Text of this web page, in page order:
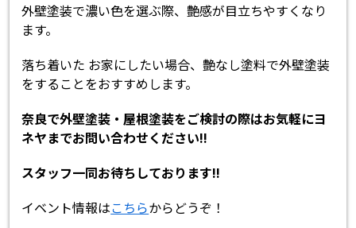
外壁塗装で濃い色を選ぶ際、艶感が目立ちやすくなり
ます。
落ち着いた お家にしたい場合、艶なし塗料で外壁塗装
をすることをおすすめします。
奈良で外壁塗装・屋根塗装をご検討の際はお気軽にヨ
ネヤまでお問い合わせください!!
スタッフ一同お待ちしております!!
イベント情報はこちらからどうぞ！